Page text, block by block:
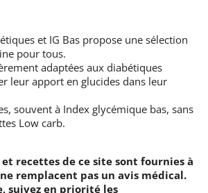
et IG Bas propose une sélection
pour tous.
adaptées aux diabétiques
leur apport en glucides dans leur
souvent à Index glycémique bas, sans
Low carb.
recettes de ce site sont fournies à
remplacent pas un avis médical.
suivez en priorité les